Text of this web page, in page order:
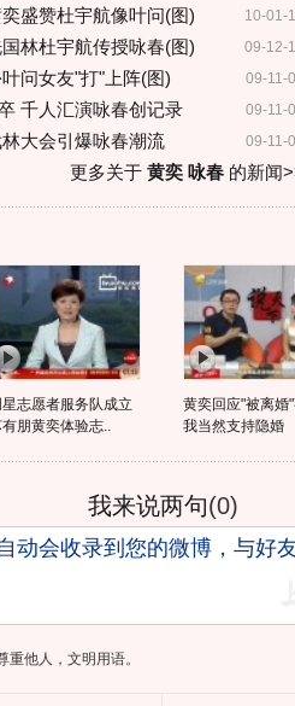
10-01-
盛赞杜宇航像叶问(图)
09-12-
林杜宇航传授咏春(图)
09-11-
问女友"打"上阵(图)
09-11-
千人汇演咏春创记录
09-11-
大会引爆咏春潮流
更多关于 黄奕 咏春的新闻
志愿者服务队成立
朋黄奕体验志..
黄奕回应"被离婚
我当然支持隐婚
我来说两句(0)
他人，文明用语。